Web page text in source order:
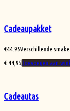
Cadeaupakket
€44.95Verschillende
€ 44,95Toevoegen aan
Cadeautas